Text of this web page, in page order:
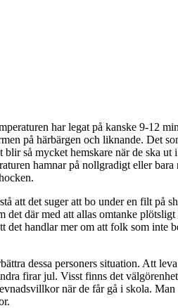
har legat på kanske 9-12
på härbärgen och liknande. Det
så mycket hemskare när de ska
hamnar på nollgradigt eller
att det suger att bo under en filt på
där med att allas omtanke
handlar mer om att folk som inte
dessa personers situation. Att
firar jul. Visst finns det
när de får gå i skola.